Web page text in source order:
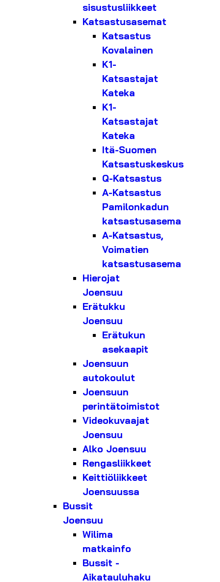
sisustusliikkeet
Katsastusasemat
Katsastus
Kovalainen
K1-
Katsastajat
Kateka
K1-
Katsastajat
Kateka
Itä-Suomen
Katsastuskeskus
Q-Katsastus
A-Katsastus
Pamilonkadun
katsastusasema
A-Katsastus,
Voimatien
katsastusasema
Hierojat
Joensuu
Erätukku
Joensuu
Erätukun
asekaapit
Joensuun
autokoulut
Joensuun
perintätoimistot
Videokuvaajat
Joensuu
Alko Joensuu
Rengasliikkeet
Keittiöliikkeet
Joensuussa
Bussit
Joensuu
Wilima
matkainfo
Bussit -
Aikatauluhaku